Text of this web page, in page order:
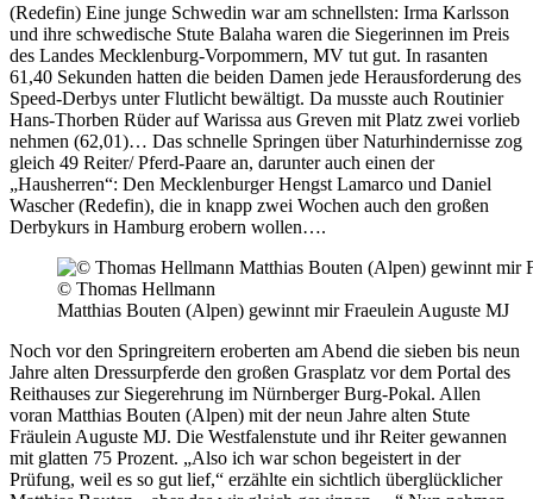
(Redefin) Eine junge Schwedin war am schnellsten: Irma Karlsson
und ihre schwedische Stute Balaha waren die Siegerinnen im Preis
des Landes Mecklenburg-Vorpommern, MV tut gut. In rasanten
61,40 Sekunden hatten die beiden Damen jede Herausforderung des
Speed-Derbys unter Flutlicht bewältigt. Da musste auch Routinier
Hans-Thorben Rüder auf Warissa aus Greven mit Platz zwei vorlieb
nehmen (62,01)… Das schnelle Springen über Naturhindernisse zog
gleich 49 Reiter/ Pferd-Paare an, darunter auch einen der
„Hausherren“: Den Mecklenburger Hengst Lamarco und Daniel
Wascher (Redefin), die in knapp zwei Wochen auch den großen
Derbykurs in Hamburg erobern wollen….
© Thomas Hellmann
Matthias Bouten (Alpen) gewinnt mir Fraeulein Auguste MJ
Noch vor den Springreitern eroberten am Abend die sieben bis neun
Jahre alten Dressurpferde den großen Grasplatz vor dem Portal des
Reithauses zur Siegerehrung im Nürnberger Burg-Pokal. Allen
voran Matthias Bouten (Alpen) mit der neun Jahre alten Stute
Fräulein Auguste MJ. Die Westfalenstute und ihr Reiter gewannen
mit glatten 75 Prozent. „Also ich war schon begeistert in der
Prüfung, weil es so gut lief,“ erzählte ein sichtlich überglücklicher